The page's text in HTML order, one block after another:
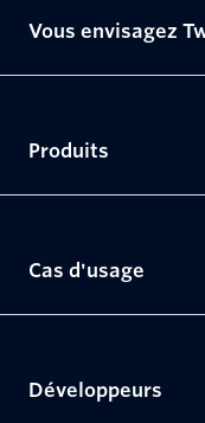
Vous envisagez
Produits
Cas d'usage
Développeurs